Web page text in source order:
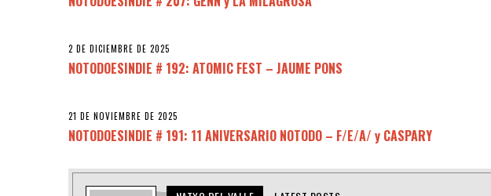
2 DE DICIEMBRE DE 2025
NOTODOESINDIE # 192: ATOMIC FEST – JAUME PONS
21 DE NOVIEMBRE DE 2025
NOTODOESINDIE # 191: 11 ANIVERSARIO NOTODO – F/E/A/ y CASPARY